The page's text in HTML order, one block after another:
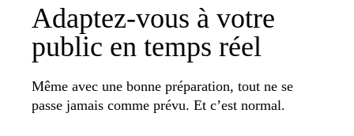
Adaptez-vous à votre
public en temps réel
Même avec une bonne préparation, tout ne se
passe jamais comme prévu. Et c’est normal.